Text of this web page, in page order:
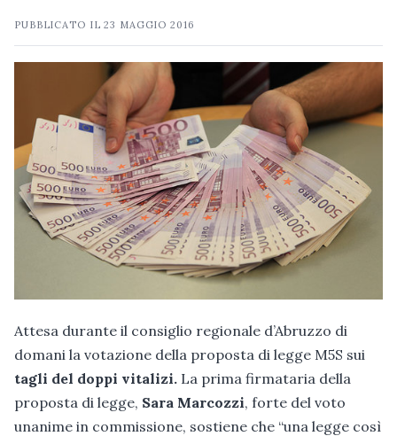
PUBBLICATO IL23 MAGGIO 2016
Attesa durante il consiglio regionale d’Abruzzo di
domani la votazione della proposta di legge M5S sui
tagli del doppi vitalizi. La prima firmataria della
proposta di legge, Sara Marcozzi, forte del voto
unanime in commissione, sostiene che “una legge così